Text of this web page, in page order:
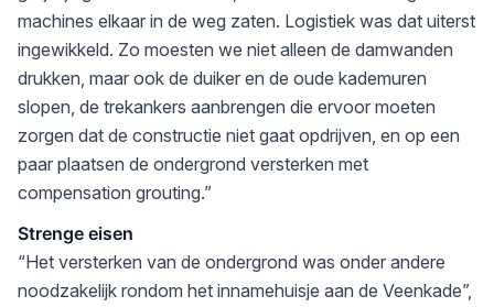
machines elkaar in de weg zaten. Logistiek was dat uiterst
ingewikkeld. Zo moesten we niet alleen de damwanden
drukken, maar ook de duiker en de oude kademuren
slopen, de trekankers aanbrengen die ervoor moeten
zorgen dat de constructie niet gaat opdrijven, en op een
paar plaatsen de ondergrond versterken met
compensation grouting.”
Strenge eisen
“Het versterken van de ondergrond was onder andere
noodzakelijk rondom het innamehuisje aan de Veenkade”,